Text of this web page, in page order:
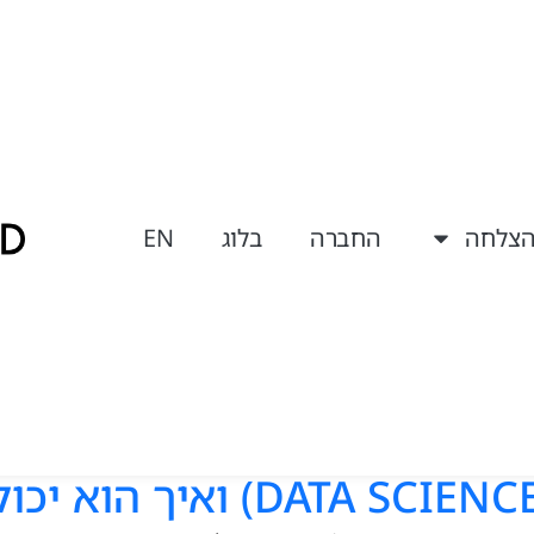
הצלחה החברה בלוג EN